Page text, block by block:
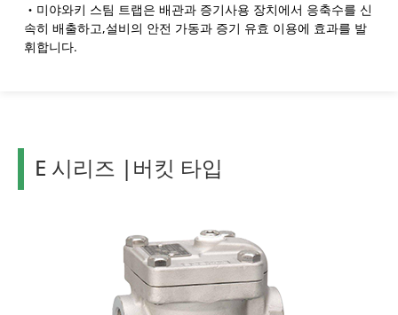
・미야와키 스팀 트랩은 배관과 증기사용 장치에서 응축수를 신
속히 배출하고,설비의 안전 가동과 증기 유효 이용에 효과를 발
휘합니다.
E 시리즈 |버킷 타입